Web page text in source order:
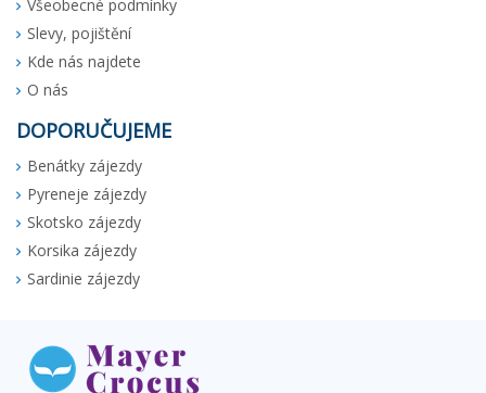
Všeobecné podmínky
Slevy, pojištění
Kde nás najdete
O nás
DOPORUČUJEME
Benátky zájezdy
Pyreneje zájezdy
Skotsko zájezdy
Korsika zájezdy
Sardinie zájezdy